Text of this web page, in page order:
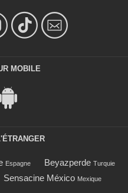
MOBILE
Espagne Beyazperde Turquie
Sensacine México Mexique